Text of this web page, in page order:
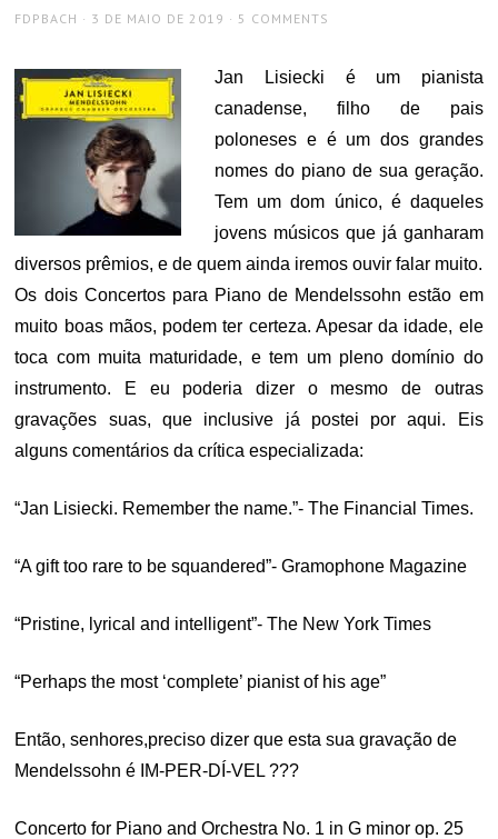
AUTHOR
FDPBACH
POSTED
3 DE MAIO DE 2019 5 COMMENTS
Jan Lisiecki é um pianista
canadense, filho de pais
poloneses e é um dos grandes
nomes do piano de sua geração.
Tem um dom único, é daqueles
jovens músicos que já ganharam
diversos prêmios, e de quem ainda iremos ouvir falar muito.
Os dois Concertos para Piano de Mendelssohn estão em
muito boas mãos, podem ter certeza. Apesar da idade, ele
toca com muita maturidade, e tem um pleno domínio do
instrumento. E eu poderia dizer o mesmo de outras
gravações suas, que inclusive já postei por aqui. Eis
alguns comentários da crítica especializada:
“Jan Lisiecki. Remember the name.”- The Financial Times.
“A gift too rare to be squandered”- Gramophone Magazine
“Pristine, lyrical and intelligent”- The New York Times
“Perhaps the most ‘complete’ pianist of his age”
Então, senhores,preciso dizer que esta sua gravação de
Mendelssohn é IM-PER-DÍ-VEL ???
Concerto for Piano and Orchestra No. 1 in G minor op. 25